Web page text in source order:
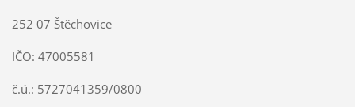
252 07 Štěchovice
IČO: 47005581
č.ú.: 5727041359/0800